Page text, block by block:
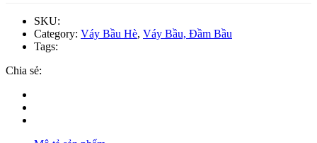
SKU:
Category: Váy Bầu Hè, Váy Bầu, Đầm Bầu
Tags:
Chia sẻ: